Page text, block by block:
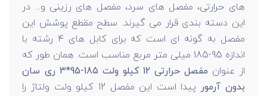
های حرارتی، مفصل های سرد، مفصل های رزینی و... در
این دسته بندی قرار می گیرند. سطح مقطع پوشش این
مفصل به گونه ای است که برای کابل های 4 رشته با
اندازه 95-185 میلی متر مربع مناسب است. همان طور که
از عنوان
مفصل حرارتی 12 کیلو ولت 185-95*3 ری سان
بدون آرمور
پیدا است این مفصل 12 کیلو ولت ولتاژ را